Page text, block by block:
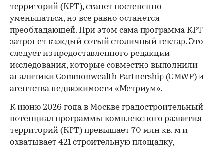
территорий (КРТ), станет постепенно
уменьшаться, но все равно останется
преобладающей. При этом сама программа КРТ
затронет каждый сотый столичный гектар. Это
следует из предоставленного редакции
исследования, которые совместно выполнили
аналитики Commonwealth Partnership (CMWP) и
агентства недвижимости «Метриум».
К июню 2026 года в Москве градостроительный
потенциал программы комплексного развития
территорий (КРТ) превышает 70 млн кв. м и
охватывает 421 строительную площадку,